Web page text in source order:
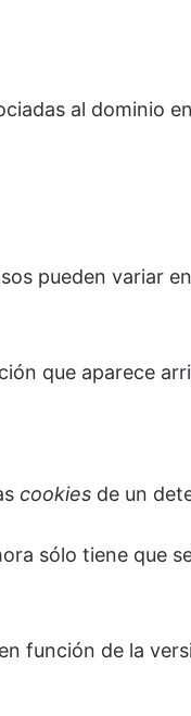
al dominio
pueden variar
que aparece
cookies de un
sólo tiene que
función de la